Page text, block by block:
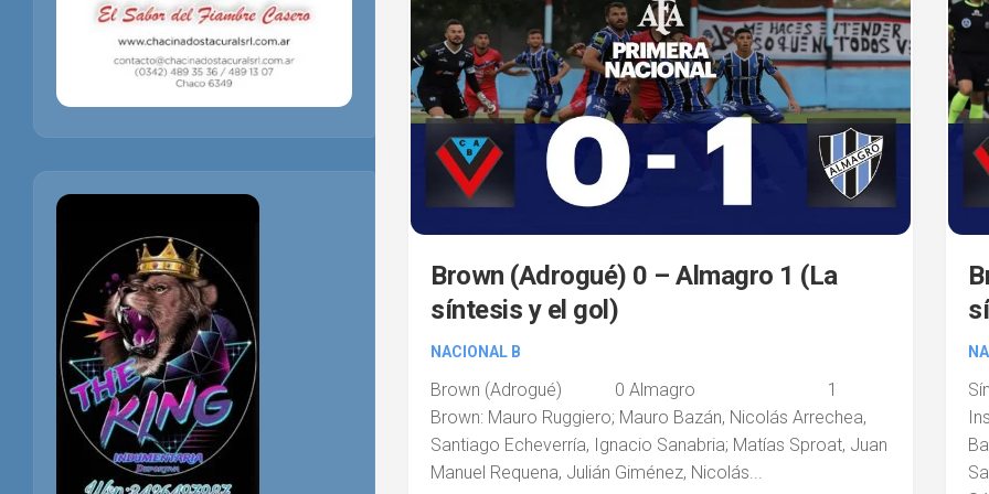
Brown (Adrogué) 0 – Almagro 1 (La
síntesis y el gol)
NACIONAL B
Brown (Adrogué) 0 Almagro 1
Brown: Mauro Ruggiero; Mauro Bazán, Nicolás Arrechea,
Santiago Echeverría, Ignacio Sanabria; Matías Sproat, Juan
Manuel Requena, Julián Giménez, Nicolás...